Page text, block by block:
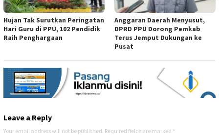
Hujan Tak Surutkan Peringatan
Hari Guru di PPU, 102 Pendidik
Raih Penghargaan
Anggaran Daerah Menyusut,
DPRD PPU Dorong Pemkab
Terus Jemput Dukungan ke
Pusat
Leave a Reply
Your email address will not be published. Required fields are marked *